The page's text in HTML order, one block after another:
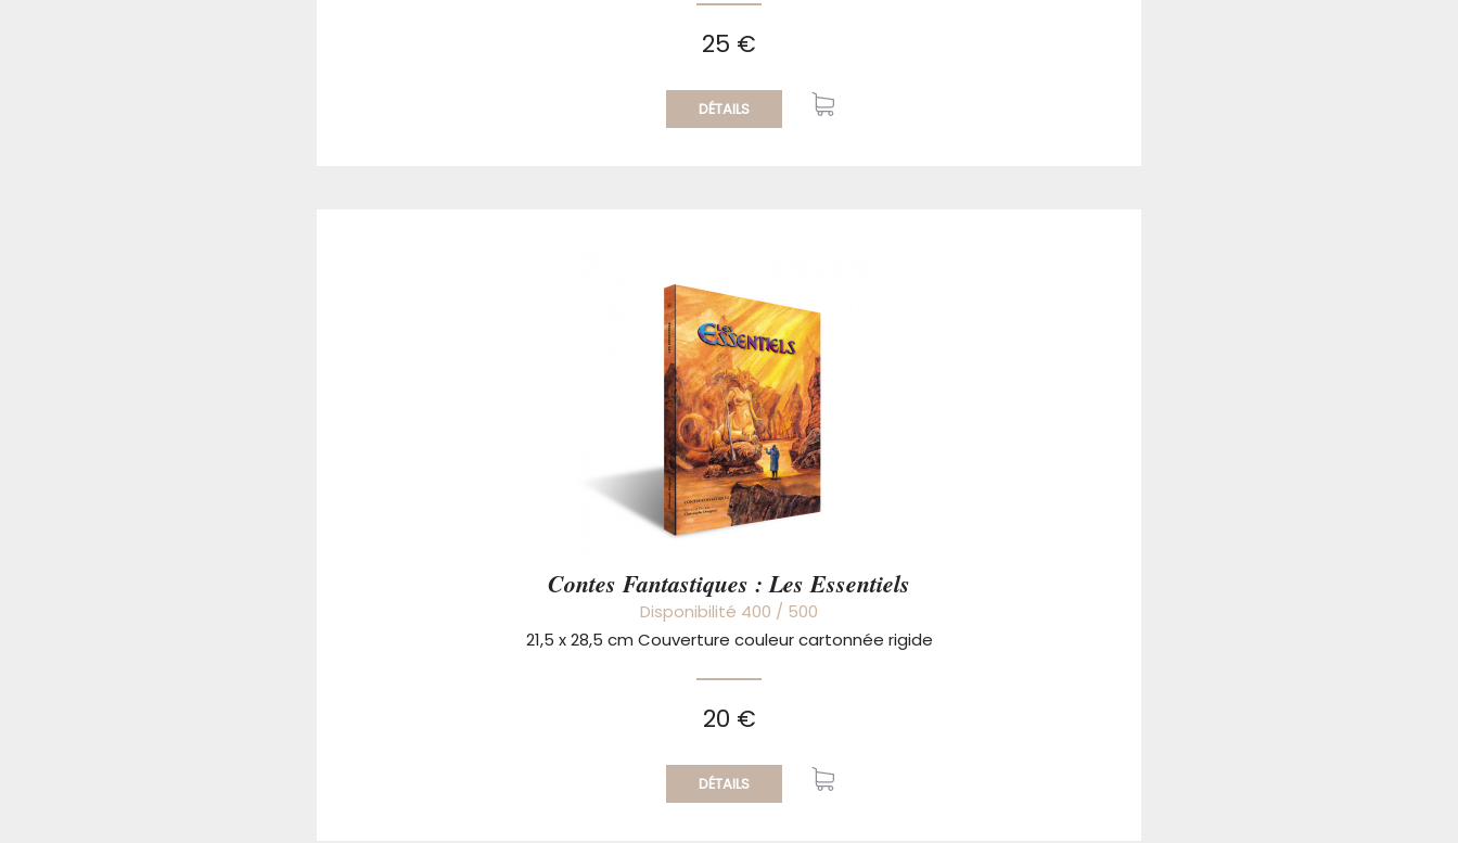
25 €
DÉTAILS
Contes Fantastiques : Les Essentiels
Disponibilité 400 / 500
21,5 x 28,5 cm Couverture couleur cartonnée rigide
20 €
DÉTAILS